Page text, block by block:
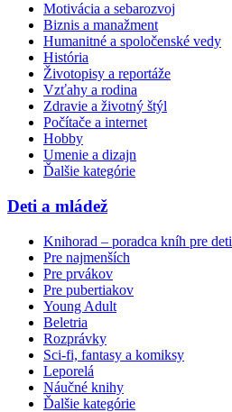
Motivácia a sebarozvoj
Biznis a manažment
Humanitné a spoločenské vedy
História
Životopisy a reportáže
Vzťahy a rodina
Zdravie a životný štýl
Počítače a internet
Hobby
Umenie a dizajn
Ďalšie kategórie
Deti a mládež
Knihorad – poradca kníh pre deti
Pre najmenších
Pre prvákov
Pre pubertiakov
Young Adult
Beletria
Rozprávky
Sci-fi, fantasy a komiksy
Leporelá
Náučné knihy
Ďalšie kategórie